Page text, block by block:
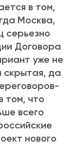
в том,
Москва,
серьезно
Договора
уже не
скрытая, да
том, что
всего
нового